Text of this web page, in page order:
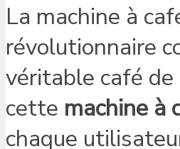
La machine à
révolutionnaire
véritable café
cette machine à
chaque